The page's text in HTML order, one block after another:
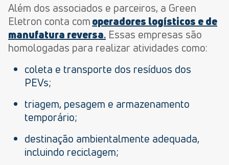
Além dos associados e parceiros, a Green
Eletron conta comoperadores logísticos e de
manufatura reversa. Essas empresas são
homologadas para realizar atividades como:
coleta e transporte dos resíduos dos
PEVs;
triagem, pesagem e armazenamento
temporário;
destinação ambientalmente adequada,
incluindo reciclagem;